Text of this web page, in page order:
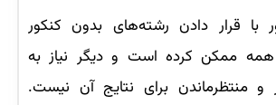
با قرار دادن رشته‌های بدون کنکور
ممکن کرده است و دیگر نیاز به
منتظرماندن برای نتایج آن نیست.